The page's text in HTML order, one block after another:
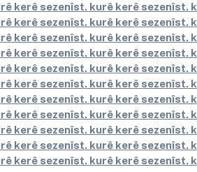
kerê sezenîst. kurê kerê sezenîst.
kerê sezenîst. kurê kerê sezenîst.
kerê sezenîst. kurê kerê sezenîst.
kerê sezenîst. kurê kerê sezenîst.
kerê sezenîst. kurê kerê sezenîst.
kerê sezenîst. kurê kerê sezenîst.
kerê sezenîst. kurê kerê sezenîst.
kerê sezenîst. kurê kerê sezenîst.
kerê sezenîst. kurê kerê sezenîst.
kerê sezenîst. kurê kerê sezenîst.
kerê sezenîst. kurê kerê sezenîst.